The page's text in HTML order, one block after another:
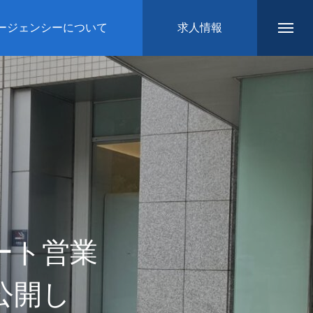
ジェンシーについて 求人情報
ト営業
開し